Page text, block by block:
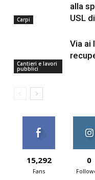
Carpi
alla
USL
Cantieri e lavori
pubblici
Via ai
15,292
Fans
0